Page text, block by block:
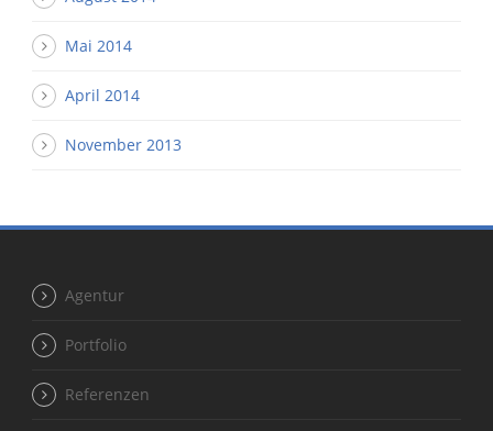
Mai 2014
April 2014
November 2013
Agentur
Portfolio
Referenzen